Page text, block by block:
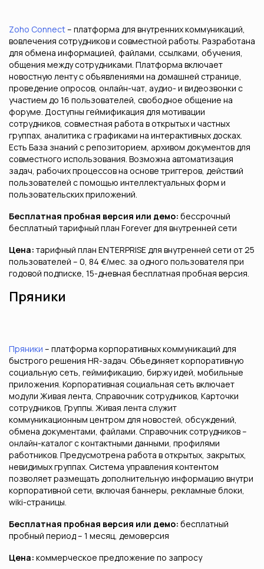
Zoho Connect– платформа для внутренних коммуникаций,
вовлечения сотрудников и совместной работы. Разработана
для обмена информацией, файлами, ссылками, обучения,
общения между сотрудниками. Платформа включает
новостную ленту с объявлениями на домашней странице,
проведение опросов, онлайн-чат, аудио- и видеозвонки с
участием до 16 пользователей, свободное общение на
форуме. Доступны геймификация для мотивации
сотрудников, совместная работа в открытых и частных
группах, аналитика с графиками на интерактивных досках.
Есть База знаний с репозиторием, архивом документов для
совместного использования. Возможна автоматизация
задач, рабочих процессов на основе триггеров, действий
пользователей с помощью интеллектуальных форм и
пользовательских приложений.
Бесплатная пробная версия или демо: бессрочный
бесплатный тарифный план Forever для внутренней сети
Цена: тарифный план ENTERPRISE для внутренней сети от 25
пользователей – 0, 84 €/мес. за одного пользователя при
годовой подписке, 15-дневная бесплатная пробная версия.
Пряники
Пряники – платформа корпоративных коммуникаций для
быстрого решения HR-задач. Объединяет корпоративную
социальную сеть, геймификацию, биржу идей, мобильные
приложения. Корпоративная социальная сеть включает
модули Живая лента, Справочник сотрудников, Карточки
сотрудников, Группы. Живая лента служит
коммуникационным центром для новостей, обсуждений,
обмена документами, файлами. Справочник сотрудников –
онлайн-каталог с контактными данными, профилями
работников. Предусмотрена работа в открытых, закрытых,
невидимых группах. Система управления контентом
позволяет размещать дополнительную информацию внутри
корпоративной сети, включая баннеры, рекламные блоки,
wiki-страницы.
Бесплатная пробная версия или демо: бесплатный
пробный период – 1 месяц, демоверсия
Цена: коммерческое предложение по запросу